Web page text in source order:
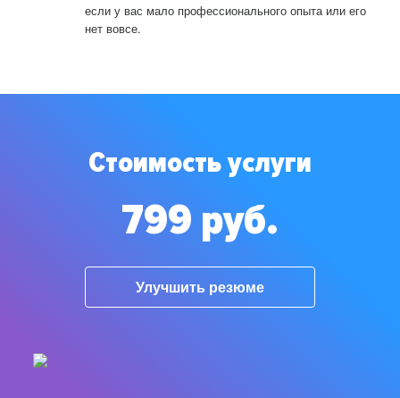
если у вас мало профессионального опыта или его
нет вовсе.
Стоимость услуги
799 руб.
Улучшить резюме